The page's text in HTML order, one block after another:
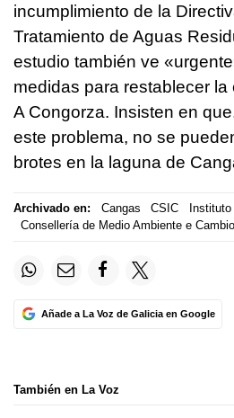
incumplimiento de la
Tratamiento de Aguas
estudio también ve
medidas para restablecer
A Congorza. Insisten en
este problema, no se
brotes en la laguna de
Archivado en: Cangas CSIC
Consellería de Medio Ambiente e
Añade a La Voz de Galicia en Google
También en La Voz